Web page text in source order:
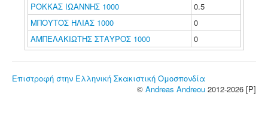
ΡΟΚΚΑΣ ΙΩΑΝΝΗΣ 1000
0.5
ΜΠΟΥΤΟΣ ΗΛΙΑΣ 1000
0
ΑΜΠΕΛΑΚΙΩΤΗΣ ΣΤΑΥΡΟΣ 1000
0
Επιστροφή στην Ελληνική Σκακιστική Ομοσπονδία
© Andreas Andreou 2012-2026 [P]